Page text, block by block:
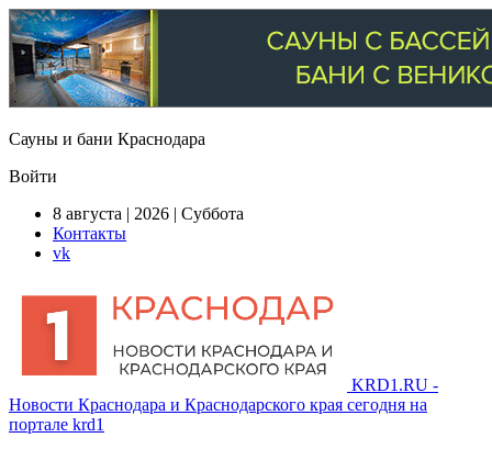
Сауны и бани Краснодара
Войти
8 августа | 2026 | Суббота
Контакты
vk
KRD1.RU -
Новости Краснодара и Краснодарского края сегодня на
портале krd1